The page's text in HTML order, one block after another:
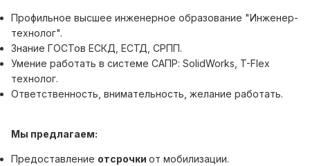
Профильное высшее инженерное образование "Инженер-
технолог".
Знание ГОСТов ЕСКД, ЕСТД, СРПП.
Умение работать в системе САПР: SolidWorks, T-Flex
технолог.
Ответственность, внимательность, желание работать.
Мы предлагаем:
Предоставление отсрочки от мобилизации.